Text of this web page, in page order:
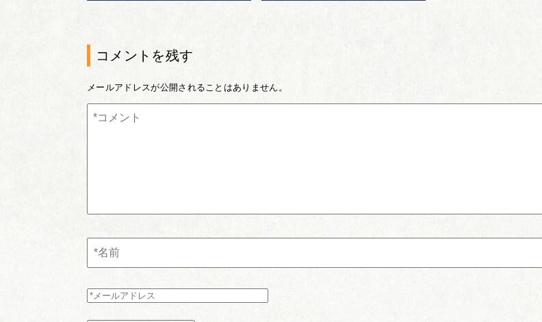
コメントを残す
メールアドレスが公開されることはありません。